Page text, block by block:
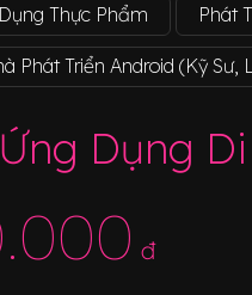
Thực Phẩm Phát
Phát Triển Android (Kỹ Sư,
Dụng
đ